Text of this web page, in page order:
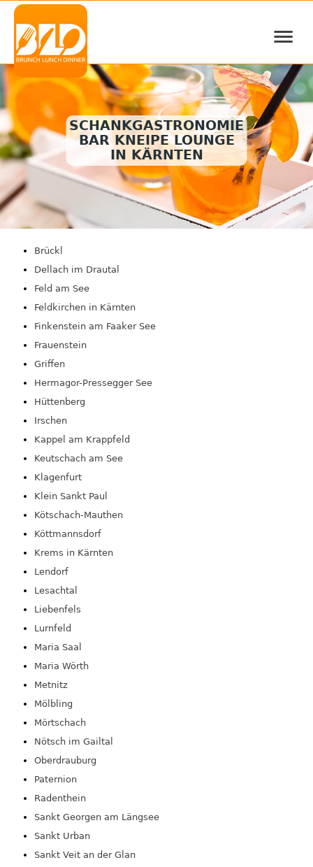
≡
SCHANKGASTRONOMIE
BAR KNEIPE LOUNGE
IN KÄRNTEN
Brückl
Dellach im Drautal
Feld am See
Feldkirchen in Kärnten
Finkenstein am Faaker See
Frauenstein
Griffen
Hermagor-Pressegger See
Hüttenberg
Irschen
Kappel am Krappfeld
Keutschach am See
Klagenfurt
Klein Sankt Paul
Kötschach-Mauthen
Köttmannsdorf
Krems in Kärnten
Lendorf
Lesachtal
Liebenfels
Lurnfeld
Maria Saal
Maria Wörth
Metnitz
Mölbling
Mörtschach
Nötsch im Gailtal
Oberdrauburg
Paternion
Radenthein
Sankt Georgen am Längsee
Sankt Urban
Sankt Veit an der Glan